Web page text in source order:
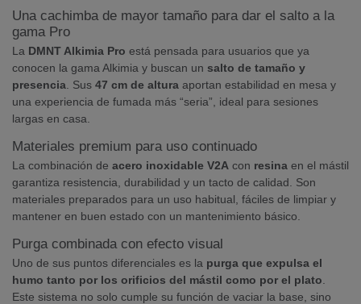
Una cachimba de mayor tamaño para dar el salto a la
gama Pro
La DMNT Alkimia Pro está pensada para usuarios que ya
conocen la gama Alkimia y buscan un salto de tamaño y
presencia . Sus 47 cm de altura aportan estabilidad en mesa y
una experiencia de fumada más “seria”, ideal para sesiones
largas en casa.
Materiales premium para uso continuado
La combinación de acero inoxidable V2A con resina en el mástil
garantiza resistencia, durabilidad y un tacto de calidad. Son
materiales preparados para un uso habitual, fáciles de limpiar y
mantener en buen estado con un mantenimiento básico.
Purga combinada con efecto visual
Uno de sus puntos diferenciales es la purga que expulsa el
humo tanto por los orificios del mástil como por el plato
Este sistema no solo cumple su función de vaciar la base, sino